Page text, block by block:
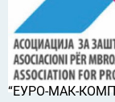
“ЕУРО-МАК-